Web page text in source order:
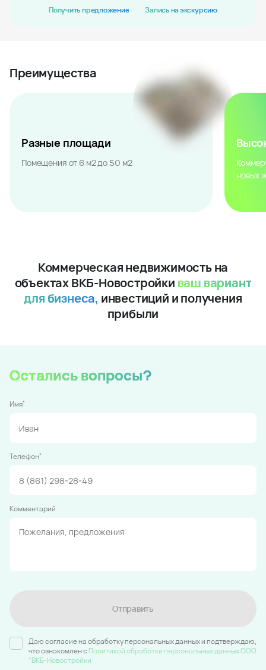
Получить предложение Запись на экскурсию
Преимущества
Разные площади
Помещения от 6 м2 до 50 м2
новых
Коммерческая недвижимость на
объектах ВКБ-Новостройки ваш вариант
для бизнеса, инвестиций и получения
прибыли
Остались вопросы?
Имя*
Телефон*
Комментарий
Отправить
Даю согласие на обработку персональных данных и подтверждаю,
что ознакомлен c Политикой обработки персональных данных ООО
"ВКБ-Новостройки